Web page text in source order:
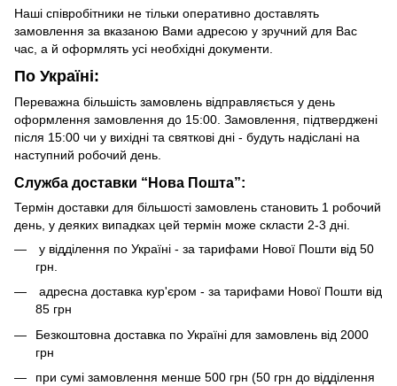
Наші співробітники не тільки оперативно доставлять
замовлення за вказаною Вами адресою у зручний для Вас
час, а й оформлять усі необхідні документи.
По Україні:
Переважна більшість замовлень відправляється у день
оформлення замовлення до 15:00. Замовлення, підтверджені
після 15:00 чи у вихідні та святкові дні - будуть надіслані на
наступний робочий день.
Служба доставки “Нова Пошта”:
Термін доставки для більшості замовлень становить 1 робочий
день, у деяких випадках цей термін може скласти 2-3 дні.
у відділення по Україні - за тарифами Нової Пошти від 50
грн.
адресна доставка кур'єром - за тарифами Нової Пошти від
85 грн
Безкоштовна доставка по Україні для замовлень від 2000
грн
при сумі замовлення менше 500 грн (50 грн до відділення